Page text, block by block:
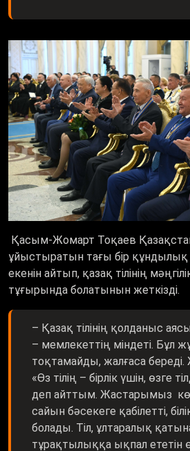
Қасым-Жомарт Тоқаев
ұйыстыратын тағы бір құндылық
екенін айтып, қазақ тілінің
тұғырында болатынын жеткізді.
– Қазақ тілінің қолданыс
– мемлекеттің міндеті. Бұл
тоқтамайды, жалғаса
«Өз тілің – бірлік үшін, өзге
деп айттым. Жастарымыз көп
сайын бәсекеге қабілетті,
болады. Тіл, ұлтаралық
тұрақтылыққа ықпал ететін
маңызды факторлар.